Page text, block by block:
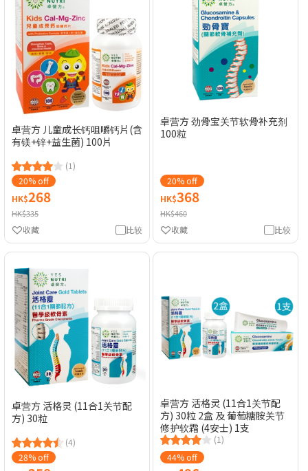
卓营方 儿童成长钙咀嚼钙片(含
有镁+锌+益生菌) 100片
(1)
20% off
HK$268
HK$335
比较
收藏
卓营方 劲骨宝关节软骨补充剂
100粒
20% off
HK$368
HK$460
比较
收藏
卓营方 活格灵 (11合1关节配
方) 30粒
(4)
28% off
卓营方 活格灵 (11合1关节配
方) 30粒 2盒 及 葡萄糖胺关节
修护软霜 (4安士) 1支
(1)
44% off